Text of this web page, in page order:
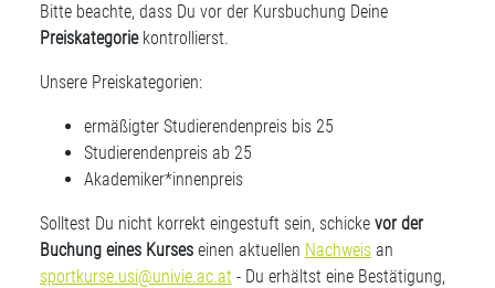
Bitte beachte, dass Du vor der Kursbuchung Deine
Preiskategoriekontrollierst.
Unsere Preiskategorien:
ermäßigter Studierendenpreis bis 25
Studierendenpreis ab 25
Akademiker*innenpreis
Solltest Du nicht korrekt eingestuft sein, schicke vor der
Buchung eines Kurses einen aktuellen Nachweisan
sportkurse.usi@univie.ac.at - Du erhältst eine Bestätigung,